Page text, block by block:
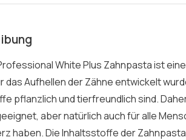
White Plus Zahnpasta ist
das Aufhellen der Zähne entwickelt
pflanzlich und tierfreundlich sind.
aber natürlich auch für alle
haben. Die Inhaltsstoffe der